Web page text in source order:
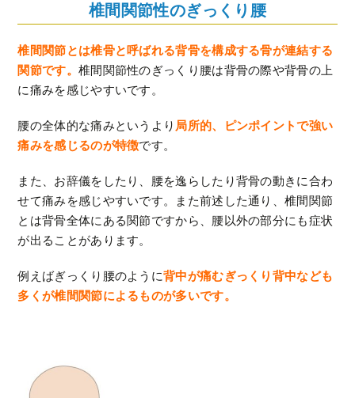
椎間関節性のぎっくり腰
椎間関節とは椎骨と呼ばれる背骨を構成する骨が連結する
関節です。 椎間関節性のぎっくり腰は背骨の際や背骨の上
に痛みを感じやすいです。
腰の全体的な痛みというより 局所的、ピンポイントで強い
痛みを感じるのが特徴です。
また、お辞儀をしたり、腰を逸らしたり背骨の動きに合わ
せて痛みを感じやすいです。また前述した通り、椎間関節
とは背骨全体にある関節ですから、腰以外の部分にも症状
が出ることがあります。
例えばぎっくり腰のように背中が痛むぎっくり背中なども
多くが椎間関節によるものが多いです。